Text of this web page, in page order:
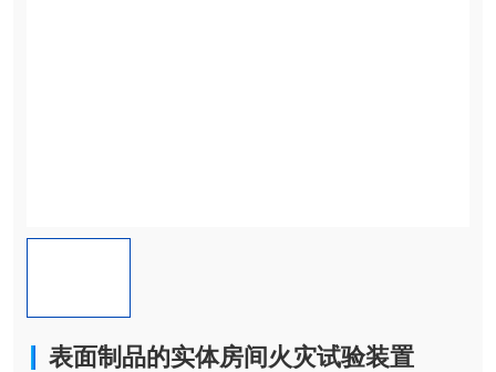
表面制品的实体房间火灾试验装置